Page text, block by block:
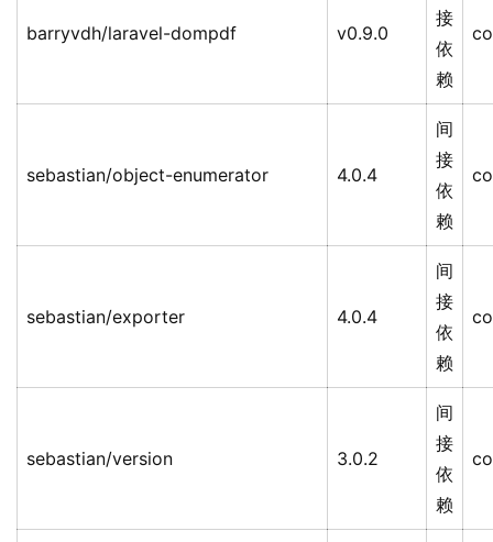
barryvdh/laravel-dompdf v0.9.0
接
依
赖
sebastian/object-enumerator 4.0.4
间
接
依
赖
sebastian/exporter 4.0.4
间
接
依
赖
sebastian/version 3.0.2
间
接
依
赖